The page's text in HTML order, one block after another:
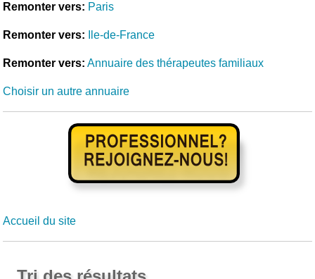
Remonter vers: Paris
Remonter vers: Ile-de-France
Remonter vers: Annuaire des thérapeutes familiaux
Choisir un autre annuaire
Accueil du site